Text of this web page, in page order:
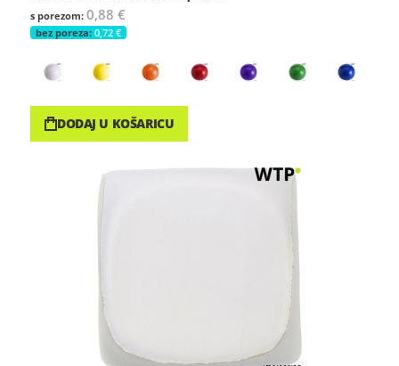
0,88 €
0,72 €
DODAJ U KOŠARICU